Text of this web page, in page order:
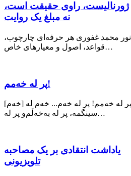
ژورنالیست، راوی حقیقت است،
نه مبلغ یک روایت
نور محمد غفوری هر حرفه‌ای چارچوب،
قواعد، اصول و معیارهای خاص…
پر له خەمم!
[خه‌م] پر له خەمم! پر لە خەم... خەم له
سینگمە، پر لە بەخەڵم‌و پر لە…
یاداشت انتقادی بر یک مصاحبه
تلویزیونی